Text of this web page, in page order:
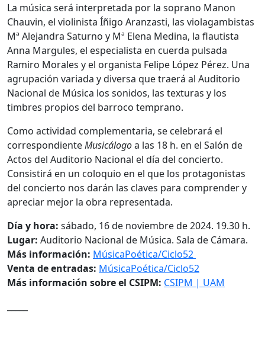
La música será interpretada por la soprano Manon
Chauvin, el violinista Íñigo Aranzasti, las violagambistas
Mª Alejandra Saturno y Mª Elena Medina, la flautista
Anna Margules, el especialista en cuerda pulsada
Ramiro Morales y el organista Felipe López Pérez. Una
agrupación variada y diversa que traerá al Auditorio
Nacional de Música los sonidos, las texturas y los
timbres propios del barroco temprano.
Como actividad complementaria, se celebrará el
correspondienteMusicálogoa las 18 h. en el Salón de
Actos del Auditorio Nacional el día del concierto.
Consistirá en un coloquio en el que los protagonistas
del concierto nos darán las claves para comprender y
apreciar mejor la obra representada.
Día y hora: sábado, 16 de noviembre de 2024. 19.30 h.
Lugar: Auditorio Nacional de Música. Sala de Cámara.
Más información: MúsicaPoética/Ciclo52
Venta de entradas: MúsicaPoética/Ciclo52
Más información sobre el CSIPM: CSIPM | UAM